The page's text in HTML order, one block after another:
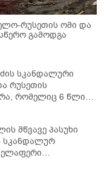
რუსეთის ომი და
გამოდგა
სკანდალური
რუსეთის
რომელიც 6 წლის
მწვავე პასუხი
სკანდალურ
მოკლული